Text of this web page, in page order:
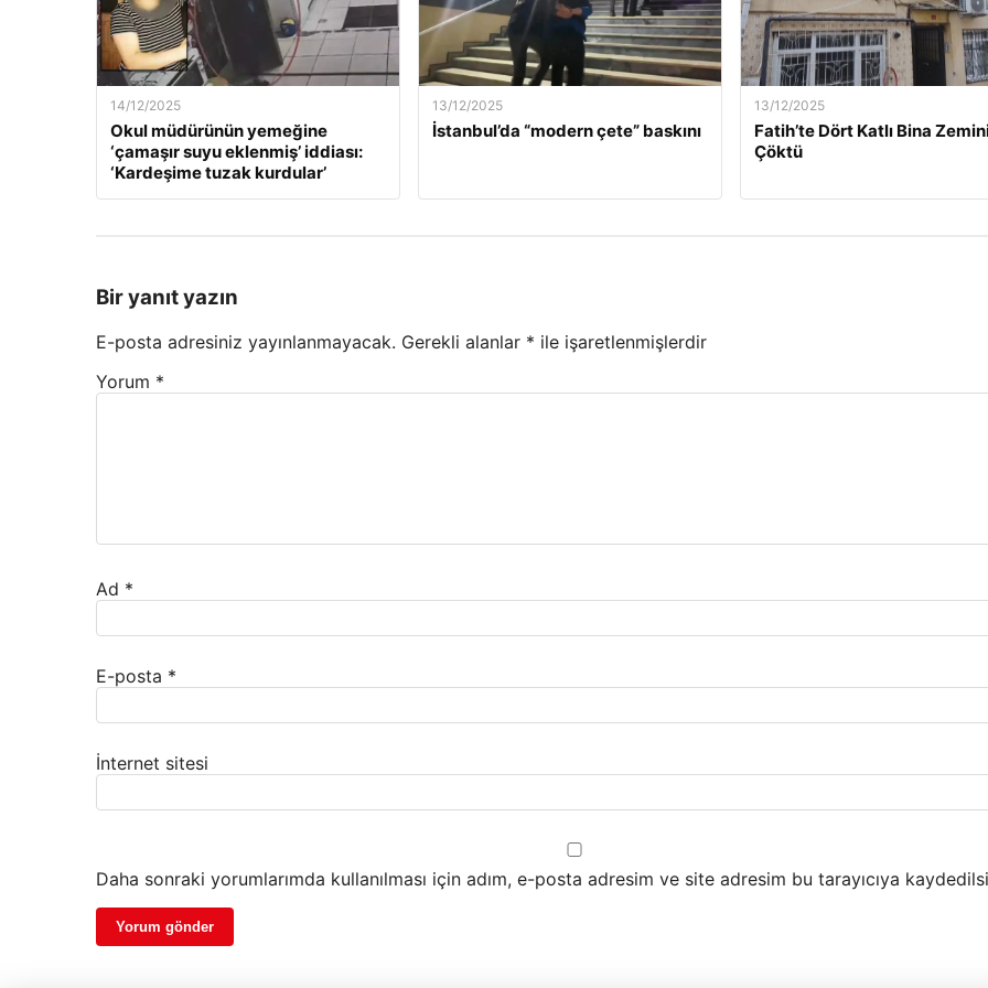
14/12/2025
Okul müdürünün yemeğine
‘çamaşır suyu eklenmiş’ iddiası:
‘Kardeşime tuzak kurdular’
13/12/2025
İstanbul’da “modern çete” baskını
13/12/2025
Fatih’te Dört Katlı Bina
Çöktü
Bir yanıt yazın
E-posta adresiniz yayınlanmayacak. Gerekli alanlar * ile işaretlenmişlerdir
Yorum *
Ad *
E-posta *
İnternet sitesi
Daha sonraki yorumlarımda kullanılması için adım, e-posta adresim ve site adresim bu tarayıcıya